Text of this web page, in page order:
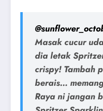
Masak cucur
dia letak
crispy! Tambah
berais…
Raya ni jangan